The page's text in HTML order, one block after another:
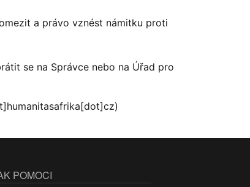
a právo vznést námitku proti
se na Správce nebo na Úřad pro
POMOCI